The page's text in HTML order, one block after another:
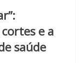
e a
saúde